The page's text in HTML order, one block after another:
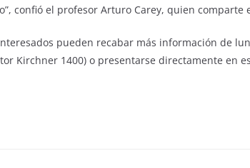
confió el profesor Arturo Carey, quien
pueden recabar más información de
Kirchner 1400) o presentarse directamente en